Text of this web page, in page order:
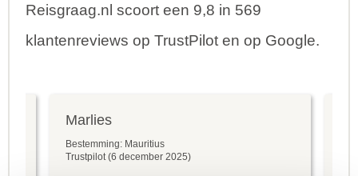
Reisgraag.nl scoort een 9,8 in 569
klantenreviews op TrustPilot en op Google.
Marlies
Bestemming: Mauritius
Trustpilot (6 december 2025)